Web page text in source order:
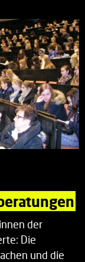
der
Die
und die